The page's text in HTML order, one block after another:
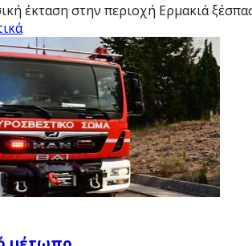
έκταση στην περιοχή Ερμακιά